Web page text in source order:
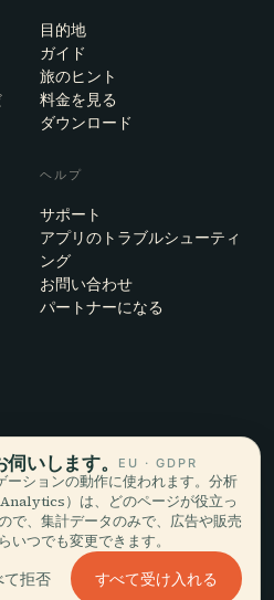
目的地
ガイド
旅のヒント
料金を見る
ダウンロード
ヘルプ
サポート
アプリのトラブルシューティ
ング
お問い合わせ
パートナーになる
にて、旅の途上で、雲の上で作ってい
ES · IT · PT · JA · ZH · HI · RU · CS · AR
いします。 EU · GDPR
ーションの動作に使われます。分析
）は、どのページが役立っ
で、集計データのみで、広告や販売
いつでも変更できます。
て拒否 すべて受け入れる